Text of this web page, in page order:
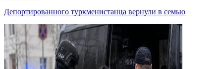
Депортированного туркменистанца вернули в семью